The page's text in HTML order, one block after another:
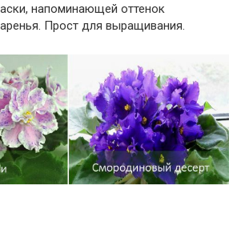
напоминающей оттенок
Прост для выращивания.